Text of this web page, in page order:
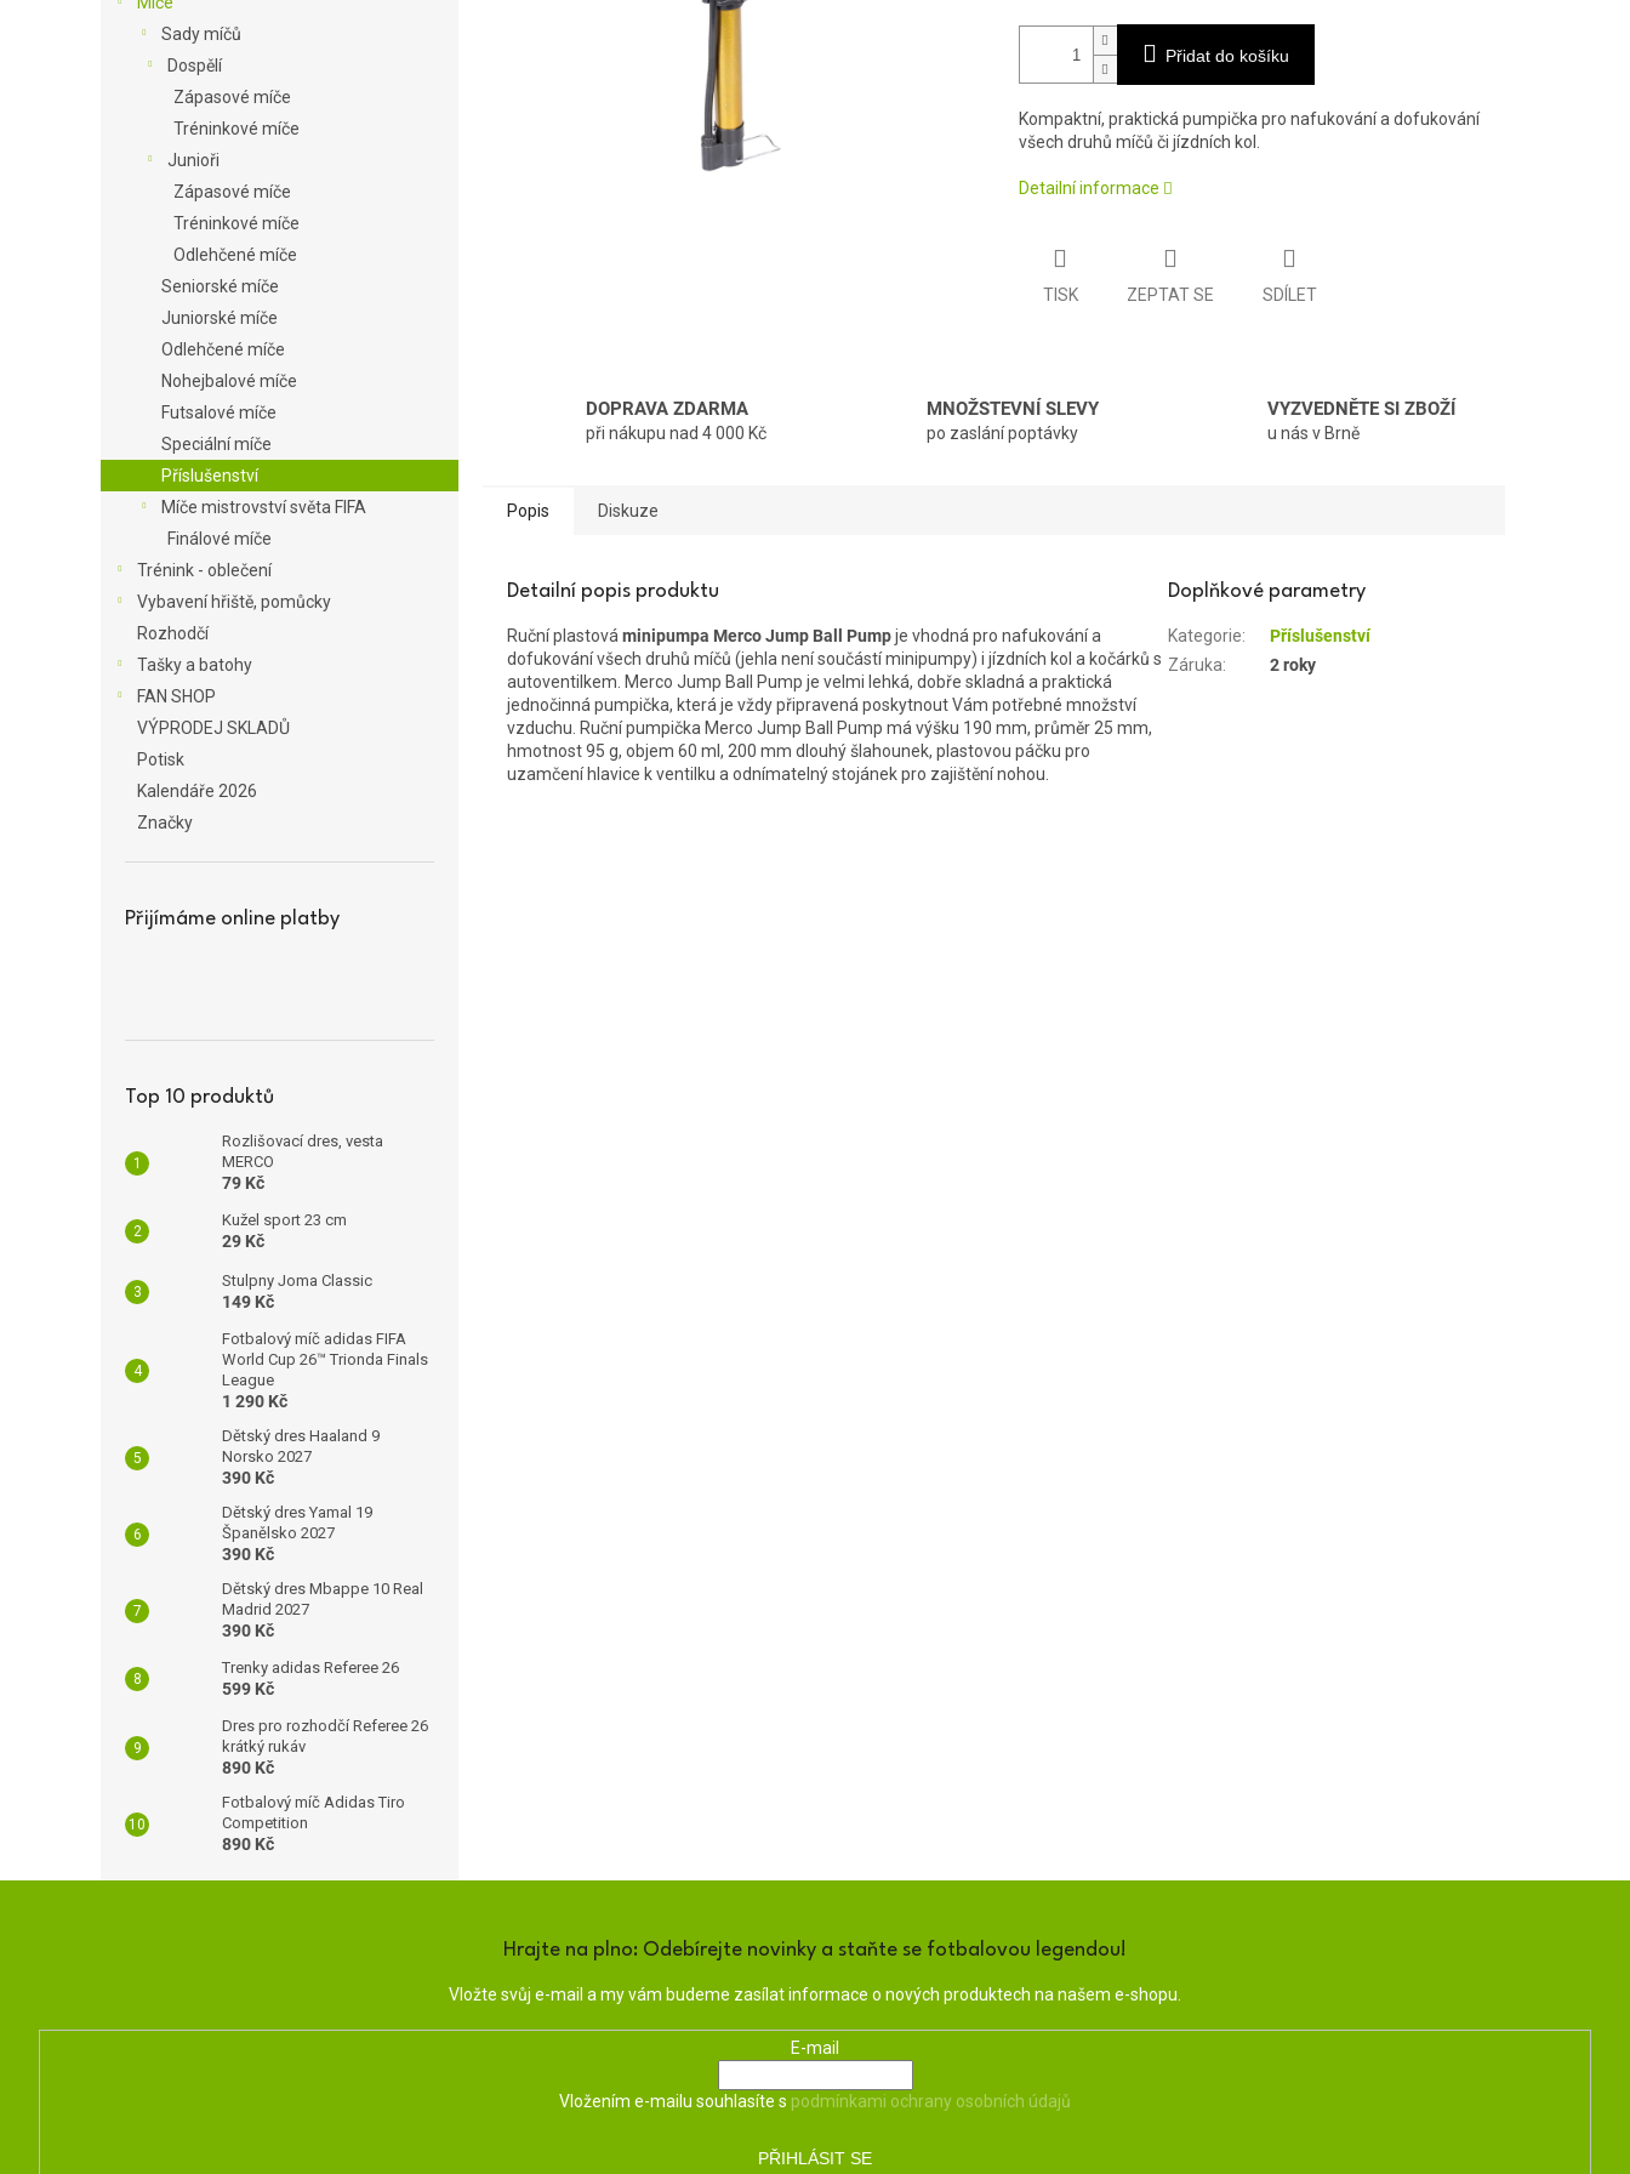
Sady míčů
Dospělí
Zápasové míče
Tréninkové míče
Junioři
Zápasové míče
Tréninkové míče
Odlehčené míče
Seniorské míče
Juniorské míče
Odlehčené míče
Nohejbalové míče
Futsalové míče
Speciální míče
Příslušenství
Míče mistrovství světa FIFA
Finálové míče
Trénink - oblečení
Vybavení hřiště, pomůcky
Rozhodčí
Tašky a batohy
FAN SHOP
VÝPRODEJ SKLADŮ
Potisk
Kalendáře 2026
Značky
Přijímáme online platby
Top 10 produktů
Rozlišovací dres, vesta
MERCO
79 Kč
Kužel sport 23 cm
29 Kč
Stulpny Joma Classic
149 Kč
Fotbalový míč adidas FIFA
World Cup 26™ Trionda Finals
League
1 290 Kč
Dětský dres Haaland 9
Norsko 2027
390 Kč
Dětský dres Yamal 19
Španělsko 2027
390 Kč
Dětský dres Mbappe 10 Real
Madrid 2027
390 Kč
Trenky adidas Referee 26
599 Kč
Dres pro rozhodčí Referee 26
krátký rukáv
890 Kč
Fotbalový míč Adidas Tiro
Competition
890 Kč
Přidat do košíku
Kompaktní, praktická pumpička pro nafukování a dofukování
všech druhů míčů či jízdních kol.
Detailní informace
TISK ZEPTAT SE SDÍLET
DOPRAVA ZDARMA
při nákupu nad 4 000 Kč
MNOŽSTEVNÍ SLEVY
po zaslání poptávky
VYZVEDNĚTE SI ZBOŽÍ
u nás v Brně
Popis Diskuze
Detailní popis produktu
Ruční plastová minipumpa Merco Jump Ball Pumpje vhodná pro nafukování a
dofukování všech druhů míčů (jehla není součástí minipumpy) i jízdních kol a kočárků s
autoventilkem. Merco Jump Ball Pump je velmi lehká, dobře skladná a praktická
jednočinná pumpička, která je vždy připravená poskytnout Vám potřebné množství
vzduchu. Ruční pumpička Merco Jump Ball Pump má výšku 190 mm, průměr 25 mm,
hmotnost 95 g, objem 60 ml, 200 mm dlouhý šlahounek, plastovou páčku pro
uzamčení hlavice k ventilku a odnímatelný stojánek pro zajištění nohou.
Doplňkové parametry
Kategorie:
Příslušenství
Záruka: 2 roky
Hrajte na plno: Odebírejte novinky a staňte se fotbalovou legendou!
Vložte svůj e-mail a my vám budeme zasílat informace o nových produktech na našem e-shopu.
E-mail
Vložením e-mailu souhlasíte s podmínkami ochrany osobních údajů
PŘIHLÁSIT SE